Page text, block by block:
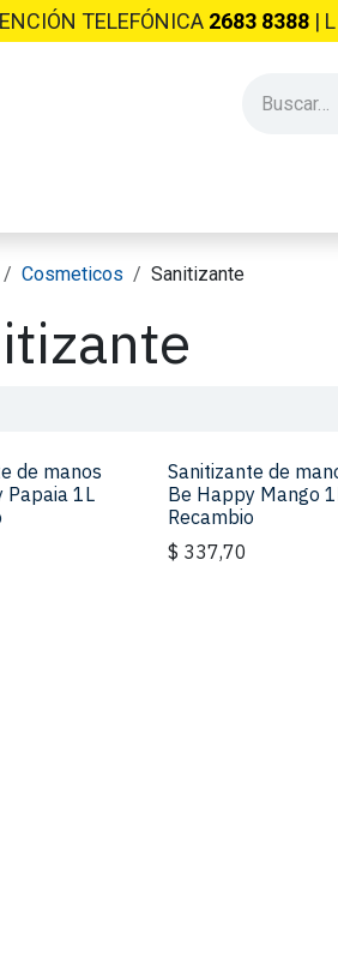
TELEFÓNICA 2683 8388| L​
Cosmeticos Sanitizante
de manos
Papaia 1L
Sanitizante de
Be Happy Mango
Recambio
$ 337,70